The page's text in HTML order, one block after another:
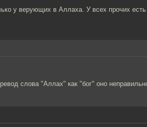
у верующих в Аллаха. У всех прочих
слова "Аллах" как "бог" оно